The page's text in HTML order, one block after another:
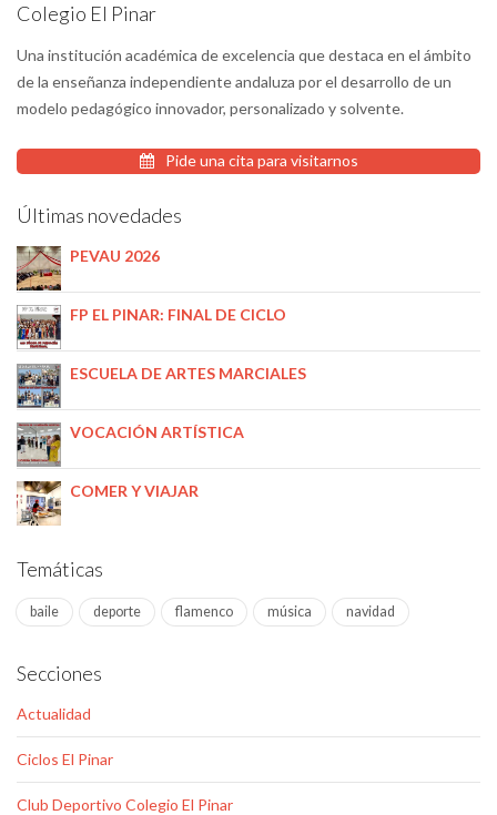
Colegio El Pinar
Una institución académica de excelencia que destaca en el ámbito
de la enseñanza independiente andaluza por el desarrollo de un
modelo pedagógico innovador, personalizado y solvente.
Pide una cita para visitarnos
Últimas novedades
PEVAU 2026
FP EL PINAR: FINAL DE CICLO
ESCUELA DE ARTES MARCIALES
VOCACIÓN ARTÍSTICA
COMER Y VIAJAR
Temáticas
baile deporte flamenco música navidad
Secciones
Actualidad
Ciclos El Pinar
Club Deportivo Colegio El Pinar